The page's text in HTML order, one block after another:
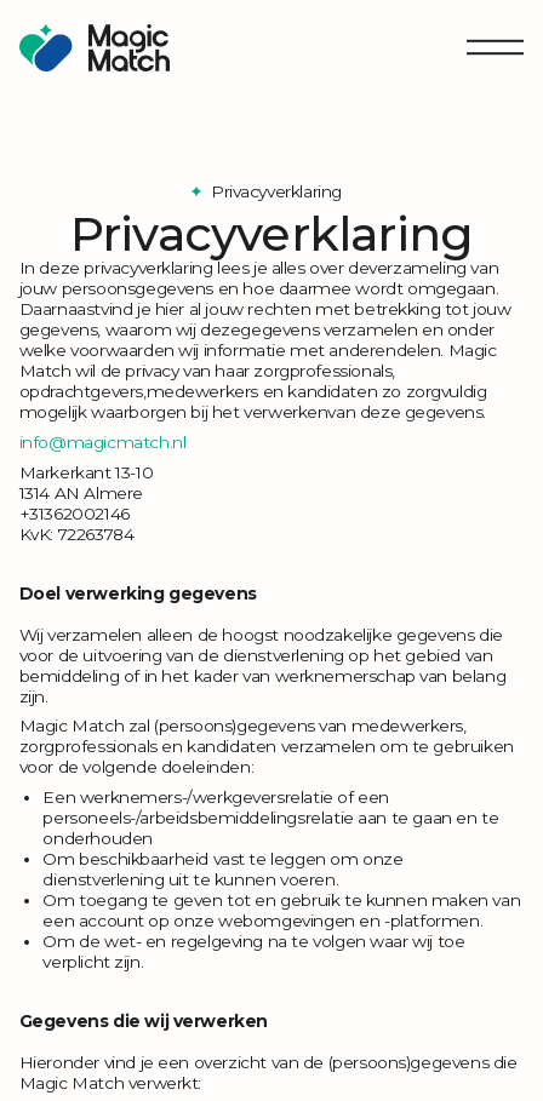
Privacyverklaring
Privacyverklaring
In deze privacyverklaring lees je alles over deverzameling van
jouw persoonsgegevens en hoe daarmee wordt omgegaan.
Daarnaastvind je hier al jouw rechten met betrekking tot jouw
gegevens, waarom wij dezegegevens verzamelen en onder
welke voorwaarden wij informatie met anderendelen. Magic
Match wil de privacy van haar zorgprofessionals,
opdrachtgevers,medewerkers en kandidaten zo zorgvuldig
mogelijk waarborgen bij het verwerkenvan deze gegevens.
info@magicmatch.nl
Markerkant 13-10
1314 AN Almere
+31362002146
KvK: 72263784
Doel verwerking gegevens
Wij verzamelen alleen de hoogst noodzakelijke gegevens die
voor de uitvoering van de dienstverlening op het gebied van
bemiddeling of in het kader van werknemerschap van belang
zijn.
Magic Match zal (persoons)gegevens van medewerkers,
zorgprofessionals en kandidaten verzamelen om te gebruiken
voor de volgende doeleinden:
Een werknemers-/werkgeversrelatie of een
personeels-/arbeidsbemiddelingsrelatie aan te gaan en te
onderhouden
Om beschikbaarheid vast te leggen om onze
dienstverlening uit te kunnen voeren.
Om toegang te geven tot en gebruik te kunnen maken van
een account op onze webomgevingen en -platformen.
Om de wet- en regelgeving na te volgen waar wij toe
verplicht zijn.
Gegevens die wij verwerken
Hieronder vind je een overzicht van de (persoons)gegevens die
Magic Match verwerkt: